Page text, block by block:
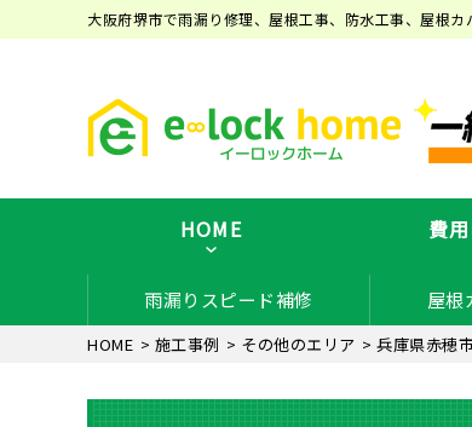
大阪府堺市で雨漏り修理、屋根工事、防水工事、屋根
HOME 費
雨漏りスピード補修 屋根
HOME > 施工事例 > その他のエリア > 兵庫県赤穂